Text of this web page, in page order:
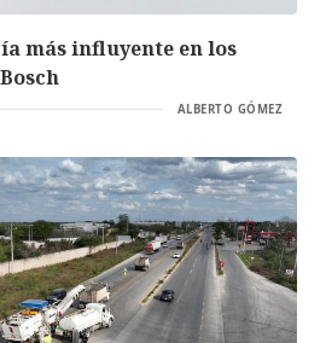
más influyente en los
ALBERTO GÓMEZ